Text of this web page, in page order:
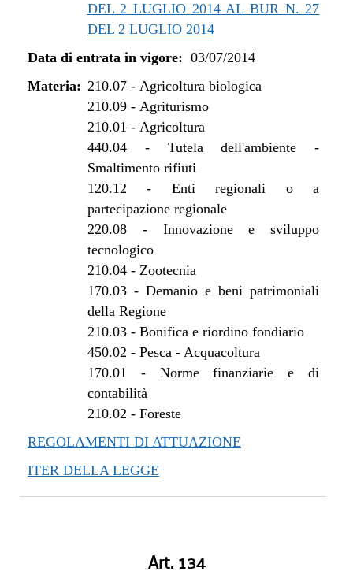
DEL 2 LUGLIO 2014 AL BUR N. 27
DEL 2 LUGLIO 2014
Data di entrata in vigore: 03/07/2014
Materia: 210.07- Agricoltura biologica
210.09- Agriturismo
210.01 - Agricoltura
440.04- Tutela dell'ambiente -
Smaltimento rifiuti
120.12 - Enti regionali o a
partecipazione regionale
220.08- Innovazione e sviluppo
tecnologico
210.04- Zootecnia
170.03- Demanio e beni patrimoniali
della Regione
210.03- Bonifica e riordino fondiario
450.02 - Pesca - Acquacoltura
170.01 - Norme finanziarie e di
contabilità
210.02 - Foreste
REGOLAMENTI DI ATTUAZIONE
ITER DELLA LEGGE
Art. 134